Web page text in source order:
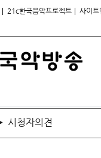
| 21c한국음악프로젝트 | 사이트
시청자의견